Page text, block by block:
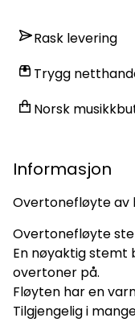
Rask levering
Trygg
Norsk
Informasjon
Overtonefløyte av
Overtonefløyte
En nøyaktig stemt
overtoner på.
Fløyten har en
Tilgjengelig i